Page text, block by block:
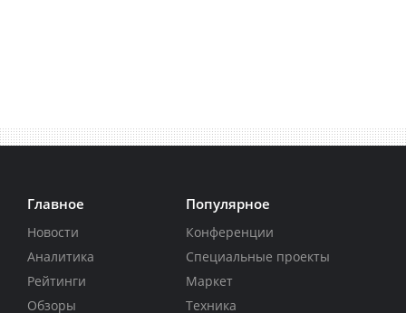
Главное
Новости
Аналитика
Рейтинги
Обзоры
Популярное
Конференции
Специальные проекты
Маркет
Техника